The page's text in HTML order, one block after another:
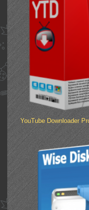
YouTube Downloader